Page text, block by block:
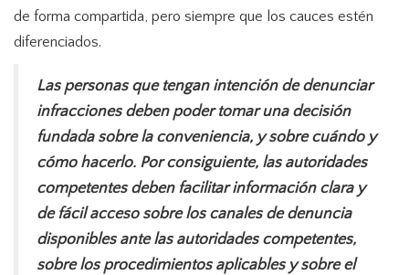
de forma compartida, pero siempre que los cauces estén
diferenciados.
Las personas que tengan intención de denunciar
infracciones deben poder tomar una decisión
fundada sobre la conveniencia, y sobre cuándo y
cómo hacerlo. Por consiguiente, las autoridades
competentes deben facilitar información clara y
de fácil acceso sobre los canales de denuncia
disponibles ante las autoridades competentes,
sobre los procedimientos aplicables y sobre el